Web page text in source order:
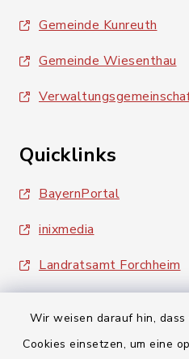
Wir weisen darauf hin,
Cookies einsetzen, um eine
Gemeinde Kunreuth
Gemeinde Wiesenthau
Quicklinks
BayernPortal
inixmedia
Landratsamt Forchheim